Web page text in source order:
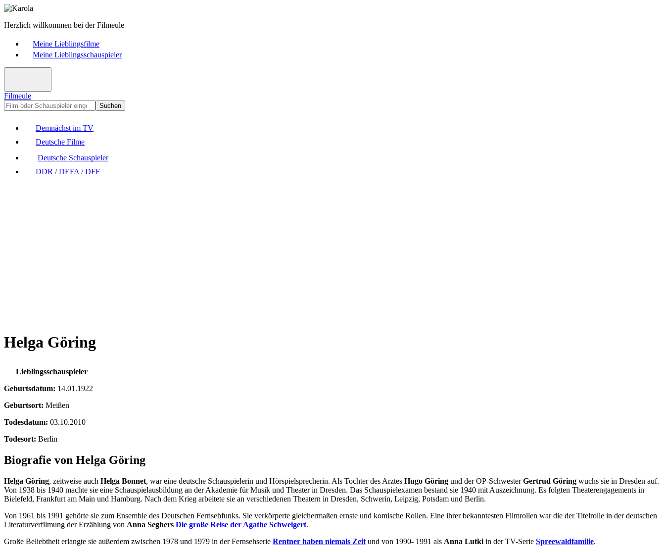
Herzlich willkommen bei der Filmeule
Meine Lieblingsfilme
Meine Lieblingsschauspieler
Filmeule
Suchen
Demnächst im TV
Deutsche Filme
Deutsche Schauspieler
DDR / DEFA / DFF
Helga Göring
Lieblingsschauspieler
Geburtsdatum: 14.01.1922
Geburtsort: Meißen
Todesdatum: 03.10.2010
Todesort: Berlin
Biografie von Helga Göring
Helga Göring, zeitweise auch Helga Bonnet, war eine deutsche Schauspielerin und Hörspielsprecherin. Als Tochter des Arztes Hugo Göring und der OP-SchwesterGertrud Göring wuchs sie in Dresden auf.
Von 1938 bis 1940 machte sie eine Schauspielausbildung an der Akademie für Musik und Theater in Dresden. Das Schauspielexamen bestand sie 1940 mit Auszeichnung. Es folgten Theaterengagements in
Bielefeld, Frankfurt am Main und Hamburg. Nach dem Krieg arbeitete sie an verschiedenen Theatern in Dresden, Schwerin, Leipzig, Potsdam und Berlin.
Von 1961 bis 1991 gehörte sie zum Ensemble des Deutschen Fernsehfunks. Sie verkörperte gleichermaßen ernste und komische Rollen. Eine ihrer bekanntesten Filmrollen war die der Titelrolle in der deutschen
Literaturverfilmung der Erzählung von Anna Seghers Die große Reise der Agathe Schweigert.
Große Beliebtheit erlangte sie außerdem zwischen 1978 und 1979 in der Fernsehserie Rentner haben niemals Zeit und von 1990- 1991 als Anna Lutki in der TV-Serie Spreewaldfamilie.